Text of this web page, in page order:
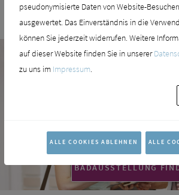
Maß gefertigt - mit Größen von 1.500 bis 3.000 mm.
BADAUSSTELLUNG
pseudonymisierte Daten von Website-
ausgewertet. Das Einverständnis in die
können Sie jederzeit widerrufen. Weitere
auf dieser Website finden Sie in unserer
zu uns im Impressum.
ALLE COOKIES ABLEHNEN ALLE